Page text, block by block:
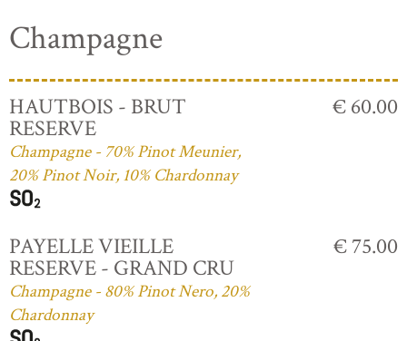
Champagne
HAUTBOIS - BRUT
RESERVE
Champagne - 70% Pinot Meunier,
20% Pinot Noir, 10% Chardonnay
€ 60.00
PAYELLE VIEILLE
RESERVE - GRAND CRU
Champagne - 80% Pinot Nero, 20%
Chardonnay
€ 75.00